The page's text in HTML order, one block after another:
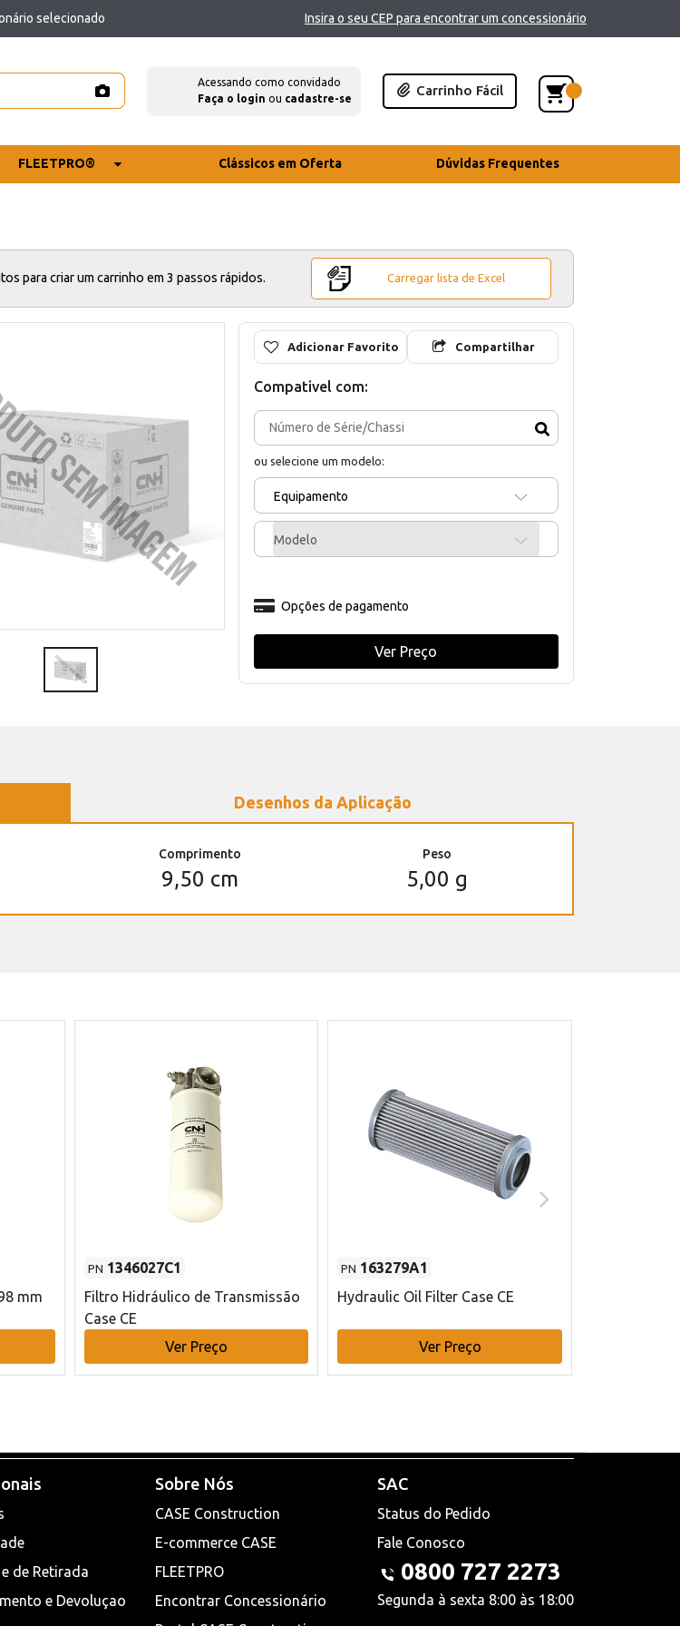
selecionado Insira o seu CEP para encontrar um concessionário
Acessando como convidado
Faça o login ou cadastre-se
Carrinho Fácil
FLEETPRO® Clássicos em Oferta Dúvidas Frequentes
para criar um carrinho em 3 passos rápidos. Carregar lista de Excel
Adicionar Favorito Compartilhar
Compativel com:
ou selecione um modelo:
Equipamento
Modelo
Opções de pagamento
Ver Preço
Desenhos da Aplicação
Comprimento
9,50 cm
Peso
5,00 g
mm
PN 1346027C1
Filtro Hidráulico de Transmissão
Case CE
Ver Preço
PN 163279A1
Hydraulic Oil Filter Case CE
Ver Preço
de Retirada
e Devoluçao
Sobre Nós
CASE Construction
E-commerce CASE
FLEETPRO
Encontrar Concessionário
SAC
Status do Pedido
Fale Conosco
0800 727 2273
Segunda à sexta 8:00 às 18:00